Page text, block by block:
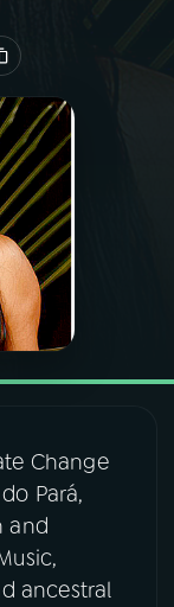
Change
Pará,
and
ancestral